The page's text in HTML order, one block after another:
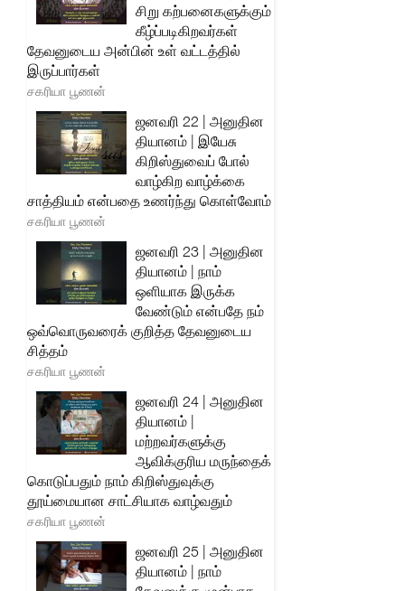
சிறு கற்பனைகளுக்கும்
கீழ்ப்படிகிறவர்கள்
தேவனுடைய அன்பின் உள் வட்டத்தில்
இருப்பார்கள்
சகரியா பூணன்
ஜனவரி 22 | அனுதின
தியானம் | இயேசு
கிறிஸ்துவைப் போல்
வாழ்கிற வாழ்க்கை
சாத்தியம் என்பதை உணர்ந்து கொள்வோம்
சகரியா பூணன்
ஜனவரி 23 | அனுதின
தியானம் | நாம்
ஒளியாக இருக்க
வேண்டும் என்பதே நம்
ஒவ்வொருவரைக் குறித்த தேவனுடைய
சித்தம்
சகரியா பூணன்
ஜனவரி 24 | அனுதின
தியானம் |
மற்றவர்களுக்கு
ஆவிக்குரிய மருந்தைக்
கொடுப்பதும் நாம் கிறிஸ்துவுக்கு
தூய்மையான சாட்சியாக வாழ்வதும்
சகரியா பூணன்
ஜனவரி 25 | அனுதின
தியானம் | நாம்